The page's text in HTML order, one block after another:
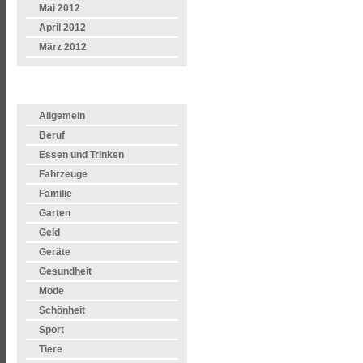
Mai 2012
April 2012
März 2012
Allgemein
Beruf
Essen und Trinken
Fahrzeuge
Familie
Garten
Geld
Geräte
Gesundheit
Mode
Schönheit
Sport
Tiere